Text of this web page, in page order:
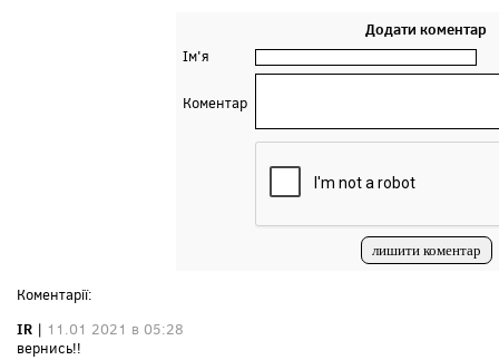
Додати коментар
Ім'я
Коментар
Коментарії:
IR | 11.01 2021 в 05:28
вернись!!